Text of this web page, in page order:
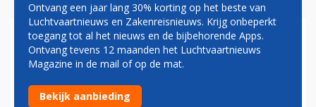
MAN OPENT NOODDEUR EN
KLIMT OP VLEUGEL VAN
AIRBUS A320
Ontvang een jaar lang 30% korting op het beste van
Luchtvaartnieuws en Zakenreisnieuws. Krijg onbeperkt
toegang tot al het nieuws en de bijbehorende Apps.
Ontvang tevens 12 maanden het Luchtvaartnieuws
Magazine in de mail of op de mat.
Bekijk aanbieding